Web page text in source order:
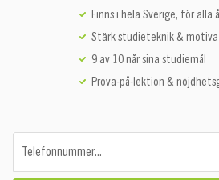
Finns i hela Sverige, för alla
Stärk studieteknik &
9 av 10 når sina studiemål
Prova-på-lektion &
Telefonnummer...